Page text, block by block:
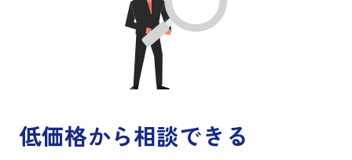
低価格から相談できる